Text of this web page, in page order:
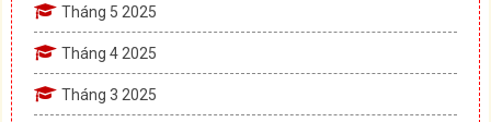
Tháng 5 2025
Tháng 4 2025
Tháng 3 2025